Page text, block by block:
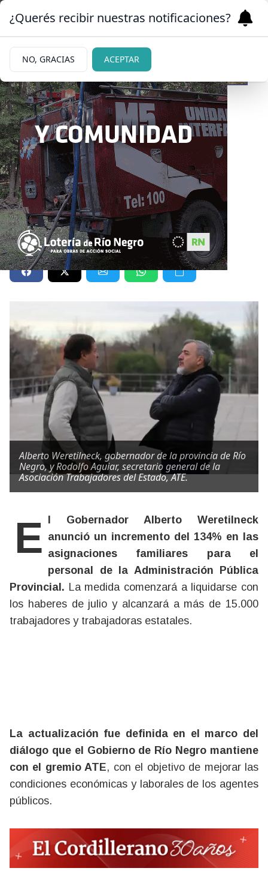
07/07/2026
Weretilneck anunció un
134% de aumento en
asignaciones familiares
La medida tiene como objetivo seguir
acompañando a los trabajadores estatales.
Alberto Weretilneck, gobernador de la provincia de Río
Negro, y Rodolfo Aguiar, secretario general de la
Asociación Trabajadores del Estado, ATE.
El Gobernador Alberto Weretilneck anunció un incremento del 134% en las
asignaciones familiares para el
personal de la Administración Pública
Provincial. La medida comenzará a liquidarse con
los haberes de julio y alcanzará a más de 15.000
trabajadores y trabajadoras estatales.
La actualización fue definida en el marco del
diálogo que el Gobierno de Río Negro mantiene
con el gremio ATE, con el objetivo de mejorar las
condiciones económicas y laborales de los agentes
públicos.
¿Querés recibir nuestras notificaciones?
NO, GRACIAS ACEPTAR